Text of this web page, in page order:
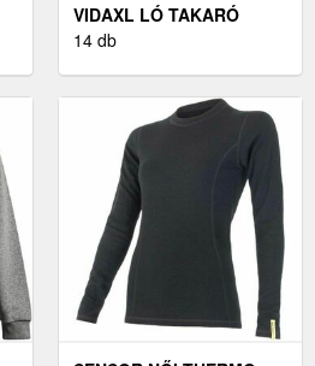
VIDAXL LÓ TAKARÓ
FEKETE 85 CM
14 db